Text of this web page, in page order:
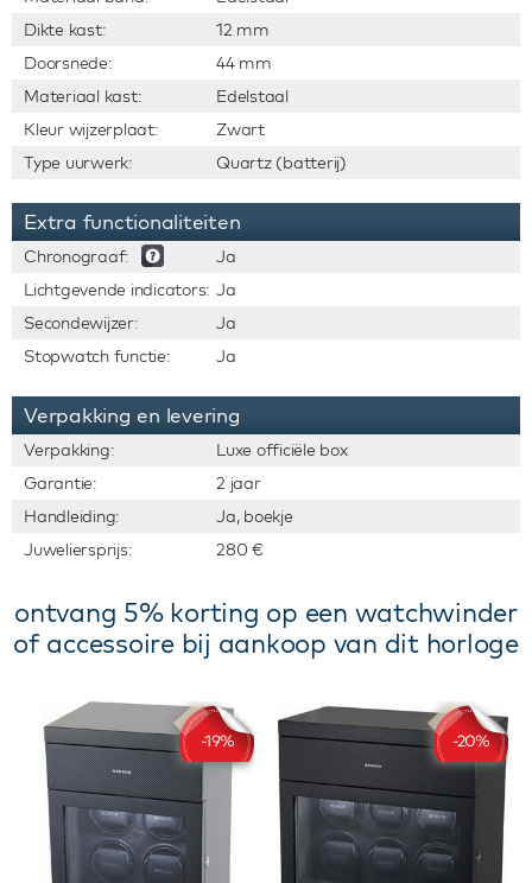
Dikte kast:
12 mm
Doorsnede:
44 mm
Materiaal kast:
Edelstaal
Kleur wijzerplaat:
Zwart
Type uurwerk:
Quartz (batterij)
Extra functionaliteiten
Chronograaf:
Ja
Lichtgevende indicators: Ja
Secondewijzer:
Ja
Stopwatch functie:
Ja
Verpakking en levering
Verpakking:
Luxe officiële box
Garantie:
2 jaar
Handleiding:
Ja, boekje
Juweliersprijs:
280 €
ontvang 5% korting op een watchwinder
of accessoire bij aankoop van dit horloge